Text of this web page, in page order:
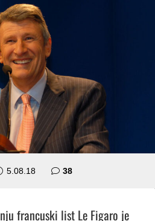
5.08.18 38komentara
francuski list Le Figaro je